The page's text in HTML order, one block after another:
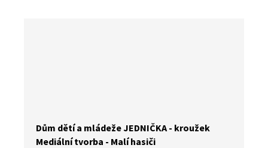
Dům dětí a mládeže JEDNIČKA - kroužek
Mediální tvorba - Malí hasiči